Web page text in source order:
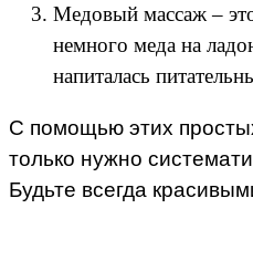
Медовый массаж –
немного меда на
напиталась
С помощью этих
только нужно
Будьте всегда